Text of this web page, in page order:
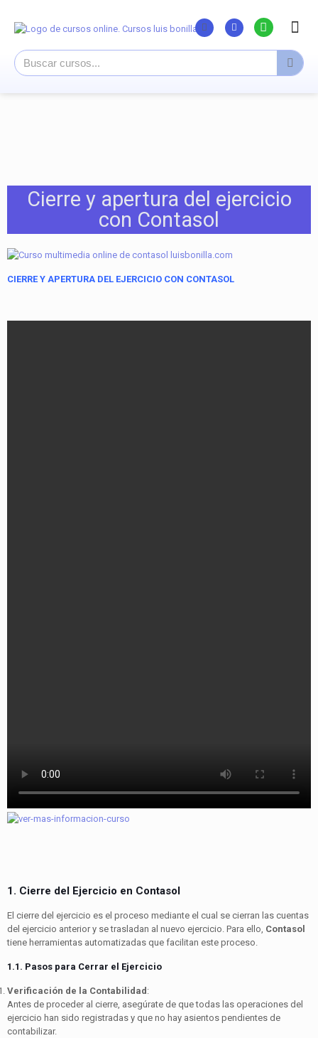
Cierre y apertura del ejercicio
con Contasol
CIERRE Y APERTURA DEL EJERCICIO CON CONTASOL
1. Cierre del Ejercicio en Contasol
El cierre del ejercicio es el proceso mediante el cual se cierran las cuentas
del ejercicio anterior y se trasladan al nuevo ejercicio. Para ello, Contasol
tiene herramientas automatizadas que facilitan este proceso.
1.1. Pasos para Cerrar el Ejercicio
Verificación de la Contabilidad :
Antes de proceder al cierre, asegúrate de que todas las operaciones del
ejercicio han sido registradas y que no hay asientos pendientes de
contabilizar.